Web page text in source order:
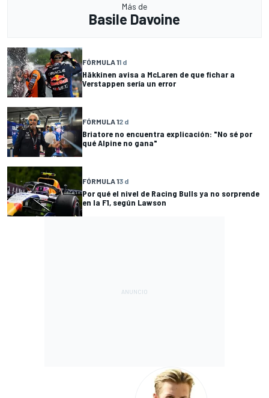
Más de
Basile Davoine
FÓRMULA 11 d
Häkkinen avisa a McLaren de que fichar a
Verstappen sería un error
FÓRMULA 12 d
Briatore no encuentra explicación: "No sé por
qué Alpine no gana"
FÓRMULA 13 d
Por qué el nivel de Racing Bulls ya no sorprende
en la F1, según Lawson